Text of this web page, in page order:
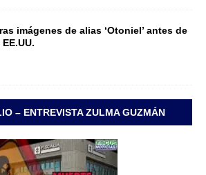
imágenes de alias ‘Otoniel’ antes de
– ENTREVISTA ZULMA GUZMÁN